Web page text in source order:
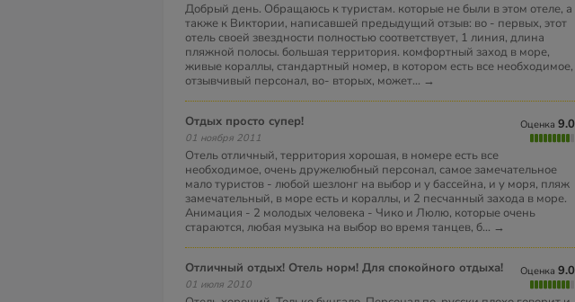
Добрый день. Обращаюсь к туристам. которые не были в этом отеле, а
также к Виктории, написавшей предыдущий отзыв: во - первых, этот
отель своей звездности полностью соответствует, 1 линия, длина
пляжной полосы. большая территория. комфортный заход в море,
живые кораллы, стандартный номер, в котором есть все необходимое,
отзывчивый персонал, во- вторых, может... →
отдых просто супер!
01 ноября 2011
Оценка
9.0
Отель отличный, территория хорошая, в номере есть все
необходимое, очень дружелюбный персонал, самое замечательное
мало туристов - любой шезлонг на выбор и у бассейна, и у моря, пляж
замечательный, в море есть и кораллы, и 2 песчанный захода в море.
Анимация - 2 молодых человека - Чико и Люлю, которые очень
стараются, любая музыка на выбор во время танцев, б... →
Отличный отдых! Отель норм! Для спокойного отдыха!
01 июля 2010
Оценка
9.0